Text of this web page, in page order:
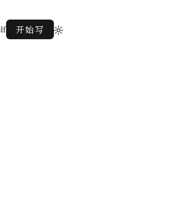
开始写